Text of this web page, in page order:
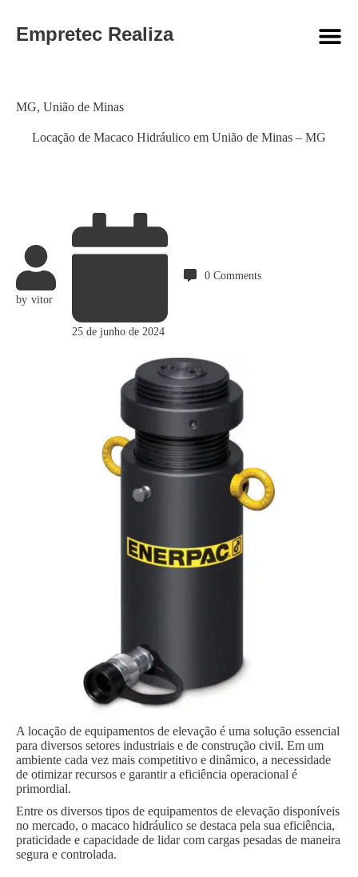
Empretec Realiza
Locação de Macaco Hidráulico em União de Minas – MG
Category
MG, União de Minas
by vitor
25 de junho de 2024
0 Comments
A locação de equipamentos de elevação é uma solução essencial
para diversos setores industriais e de construção civil. Em um
ambiente cada vez mais competitivo e dinâmico, a necessidade
de otimizar recursos e garantir a eficiência operacional é
primordial.
Entre os diversos tipos de equipamentos de elevação disponíveis
no mercado, o macaco hidráulico se destaca pela sua eficiência,
praticidade e capacidade de lidar com cargas pesadas de maneira
segura e controlada.